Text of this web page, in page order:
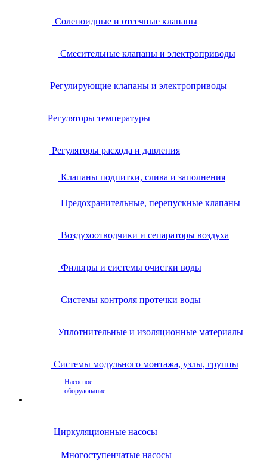
Соленоидные и отсечные клапаны
Смесительные клапаны и электроприводы
Регулирующие клапаны и электроприводы
Регуляторы температуры
Регуляторы расхода и давления
Клапаны подпитки, слива и заполнения
Предохранительные, перепускные клапаны
Воздухоотводчики и сепараторы воздуха
Фильтры и системы очистки воды
Системы контроля протечки воды
Уплотнительные и изоляционные материалы
Системы модульного монтажа, узлы, группы
Насосное
оборудование
Циркуляционные насосы
Многоступенчатые насосы